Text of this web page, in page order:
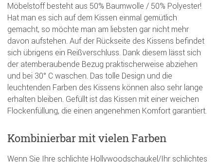
Möbelstoff besteht aus 50% Baumwolle / 50% Polyester!
Hat man es sich auf dem Kissen einmal gemütlich
gemacht, so möchte man am liebsten gar nicht mehr
davon aufstehen. Auf der Rückseite des Kissens befindet
sich übrigens ein Reißverschluss. Dank diesem lässt sich
der atemberaubende Bezug praktischerweise abziehen
und bei 30° C waschen. Das tolle Design und die
leuchtenden Farben des Kissens können also sehr lange
erhalten bleiben. Gefüllt ist das Kissen mit einer weichen
Flockenfüllung, die einen angenehmen Komfort garantiert.
Kombinierbar mit vielen Farben
Wenn Sie Ihre schlichte Hollywoodschaukel/Ihr schlichtes